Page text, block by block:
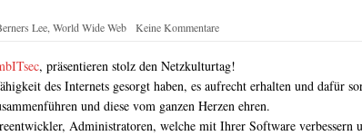
Lee,World Wide Web Keine Kommentare
, präsentieren stolz den Netzkulturtag!
des Internets gesorgt haben, es aufrecht erhalten und dafür
und diese vom ganzen Herzen ehren.
Administratoren, welche mit Ihrer Software verbessern